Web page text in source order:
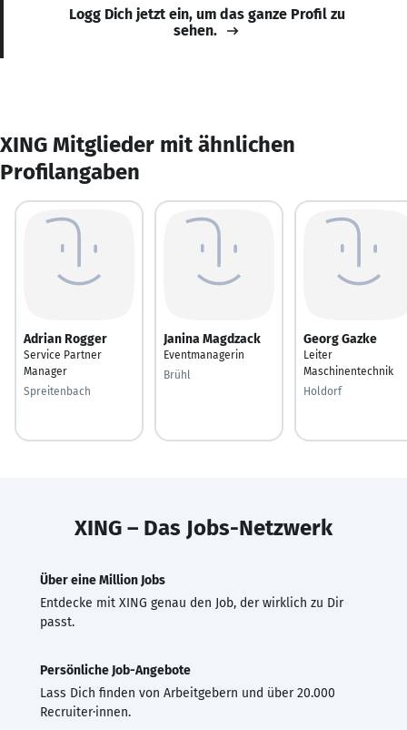
Logg Dich jetzt ein, um das ganze Profil zu
sehen.
XING Mitglieder mit ähnlichen
Profilangaben
Adrian Rogger
Service Partner
Manager
Spreitenbach
Janina Magdzack
Eventmanagerin
Brühl
Georg Gazke
Leiter
Maschinentechnik
Holdorf
XING – Das Jobs-Netzwerk
Über eine Million Jobs
Entdecke mit XING genau den Job, der wirklich zu Dir
passt.
Persönliche Job-Angebote
Lass Dich finden von Arbeitgebern und über 20.000
Recruiter·innen.